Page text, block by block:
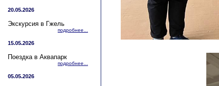
20.05.2026
Экскурсия в Гжель
подробнее...
15.05.2026
Поездка в Аквапарк
подробнее...
05.05.2026